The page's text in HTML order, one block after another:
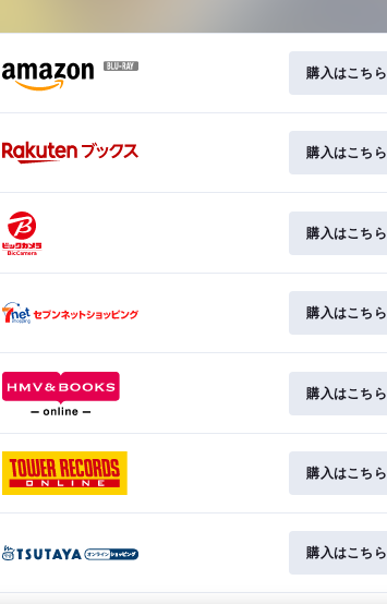
購入はこちら
購入はこちら
購入はこちら
購入はこちら
購入はこちら
購入はこちら
購入はこちら